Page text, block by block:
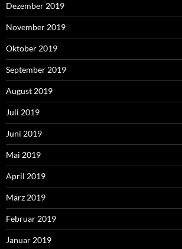
Dezember 2019
November 2019
Oktober 2019
September 2019
August 2019
Juli 2019
Juni 2019
Mai 2019
April 2019
März 2019
Februar 2019
Januar 2019